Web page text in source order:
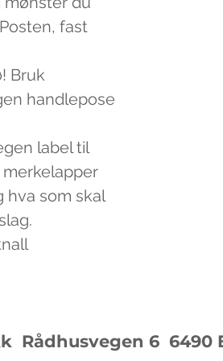
fast
Bruk
handlepose
label til
hva som skal
Rådhusvegen 6 6490